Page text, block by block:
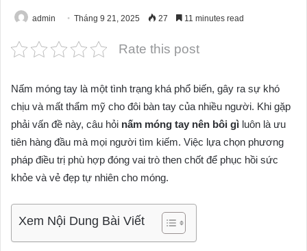
admin Tháng 9 21, 2025 27 11 minutes read
Rate this post
Nấm móng tay là một tình trạng khá phổ biến, gây ra sự khó
chịu và mất thẩm mỹ cho đôi bàn tay của nhiều người. Khi gặp
phải vấn đề này, câu hỏi nấm móng tay nên bôi gì luôn là ưu
tiên hàng đầu mà mọi người tìm kiếm. Việc lựa chọn phương
pháp điều trị phù hợp đóng vai trò then chốt để phục hồi sức
khỏe và vẻ đẹp tự nhiên cho móng.
Xem Nội Dung Bài Viết